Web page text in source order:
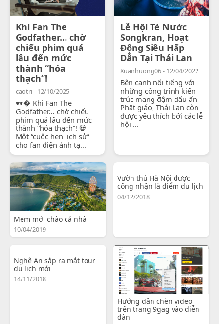
Khi Fan The
Godfather… chờ
chiếu phim quá
lâu đến mức
thành “hóa
thạch”!
caotri - 12/10/2025
🕶� Khi Fan The
Godfather… chờ chiếu
phim quá lâu đến mức
thành “hóa thạch”! 💀
Một “cuộc hẹn lịch sử”
cho fan điện ảnh tạ...
Lễ Hội Té Nước
Songkran, Hoạt
Động Siêu Hấp
Dẫn Tại Thái Lan
Xuanhuong06 - 12/04/2022
Bên cạnh nổi tiếng với
những công trình kiến
trúc mang đậm dấu ấn
Phật giáo, Thái Lan còn
được yêu thích bởi các lễ
hội ...
Mem mới chào cả nhà
10/04/2019
Vườn thú Hà Nội được
công nhận là điểm du lịch
04/12/2018
Nghệ An sắp ra mắt tour
du lịch mới
14/11/2018
Hướng dẫn chèn video
trên trang 9gag vào diễn
đàn